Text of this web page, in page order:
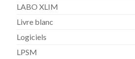
LABO XLIM
Livre blanc
Logiciels
LPSM